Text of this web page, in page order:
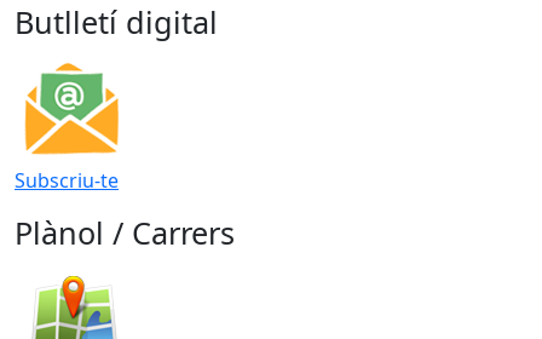
Butlletí digital
Subscriu-te
Plànol / Carrers